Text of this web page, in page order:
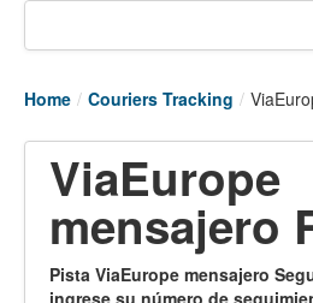
Tracking links
Couriers Tracking
Air Cargo Tracking
Home / Couriers Tracking /
ViaEurope
mensajero
Pista ViaEurope mensajero
ingrese su número de